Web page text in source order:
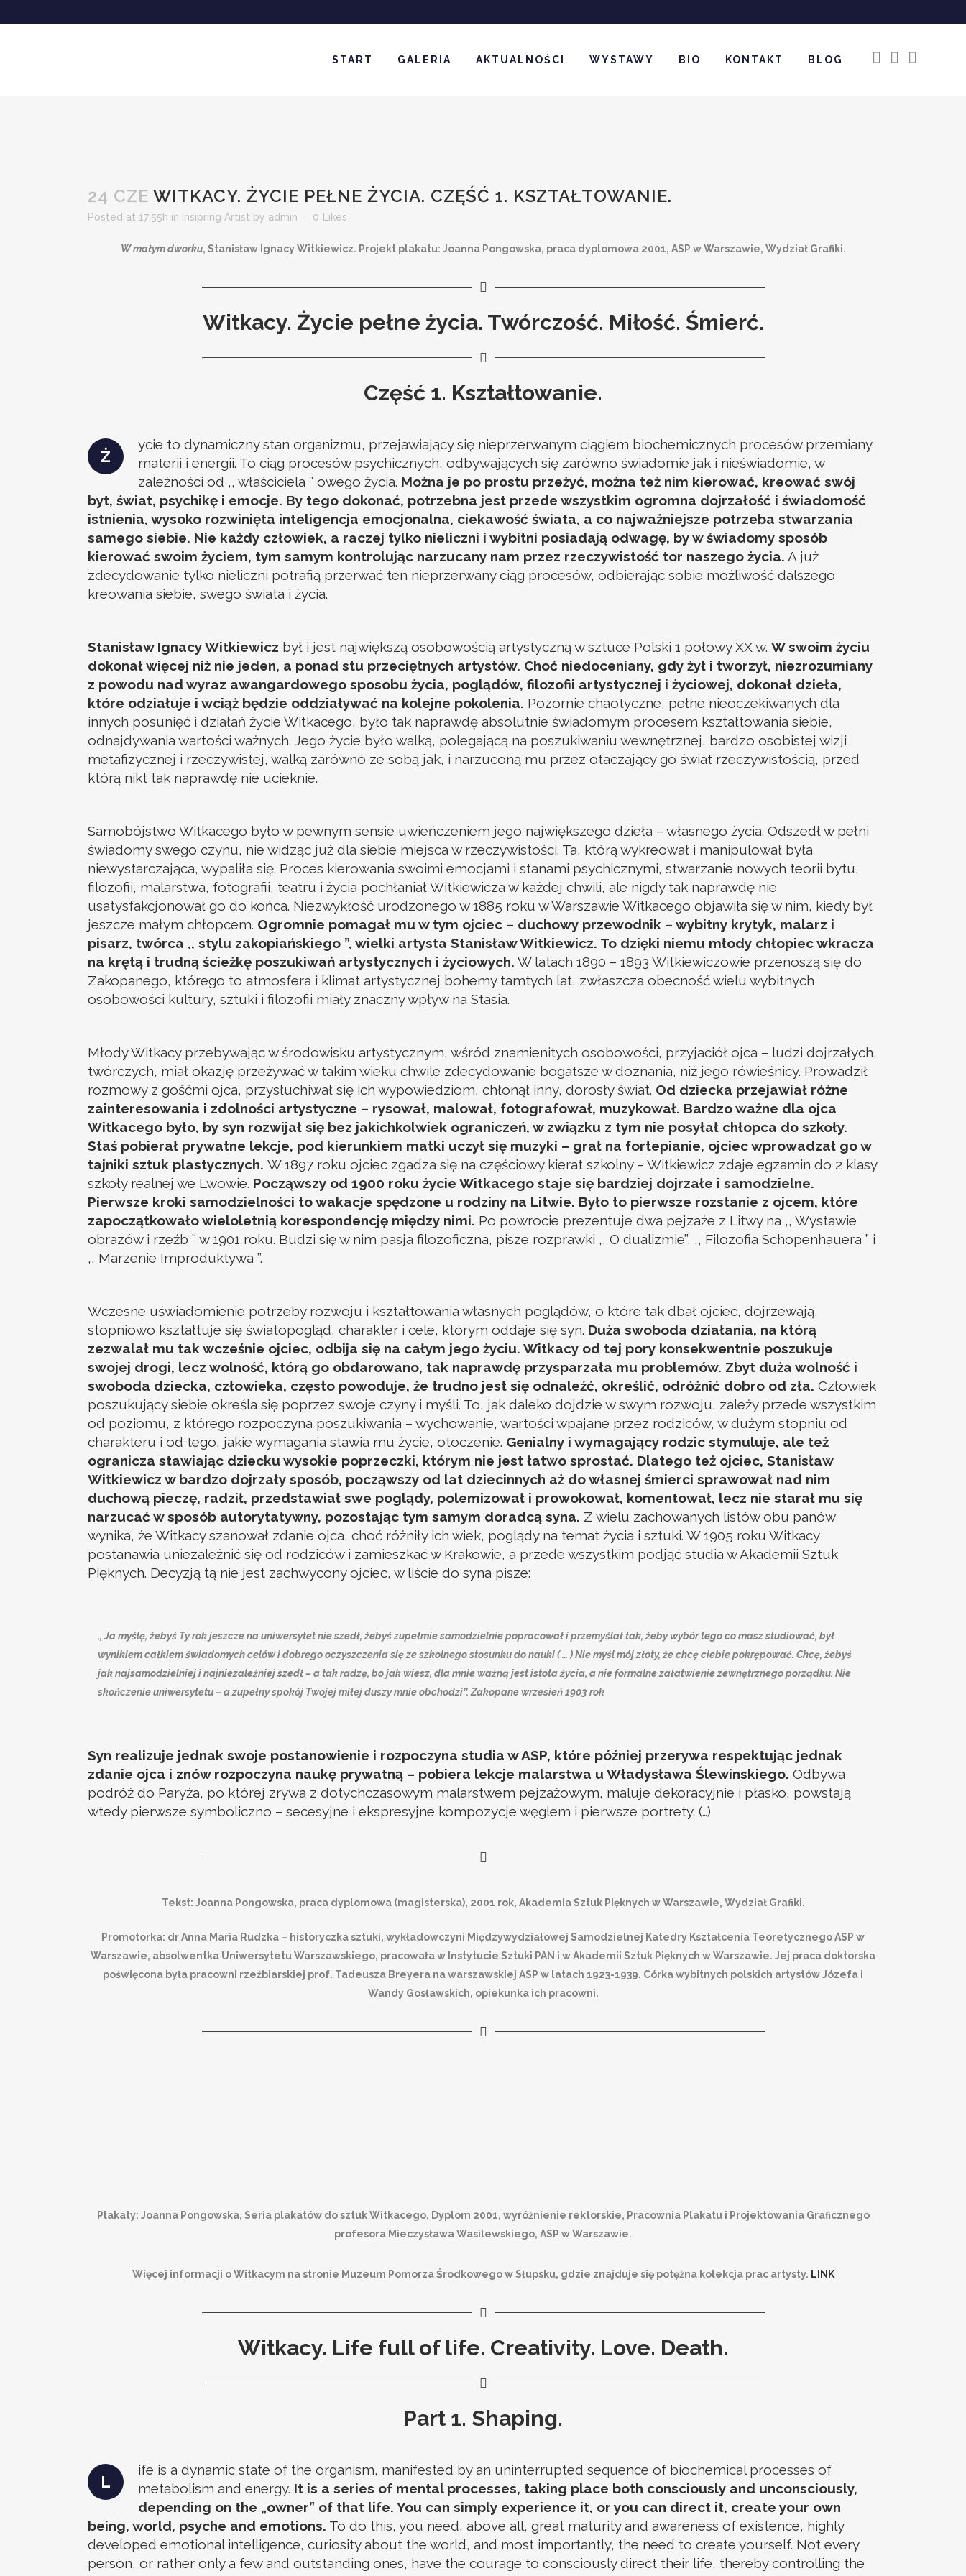
START GALERIA AKTUALNOŚCI WYSTAWY BIO KONTAKT BLOG
24 CZE WITKACY. ŻYCIE PEŁNE ŻYCIA. CZĘŚĆ 1. KSZTAŁTOWANIE.
Posted at 17:55h in Insipring Artist by admin 0 Likes
W małym dworku, Stanisław Ignacy Witkiewicz. Projekt plakatu: Joanna Pongowska, praca dyplomowa 2001, ASP w Warszawie, Wydział Grafiki.
Witkacy. Życie pełne życia. Twórczość. Miłość. Śmierć.
Część 1. Kształtowanie.
Ż
ycie to dynamiczny stan organizmu, przejawiający się nieprzerwanym ciągiem biochemicznych procesów przemiany
materii i energii. To ciąg procesów psychicznych, odbywających się zarówno świadomie jak i nieświadomie, w
zależności od ,, właściciela ’’ owego życia. Można je po prostu przeżyć, można też nim kierować, kreować swój
byt, świat, psychikę i emocje. By tego dokonać, potrzebna jest przede wszystkim ogromna dojrzałość i świadomość
istnienia, wysoko rozwinięta inteligencja emocjonalna, ciekawość świata, a co najważniejsze potrzeba stwarzania
samego siebie. Nie każdy człowiek, a raczej tylko nieliczni i wybitni posiadają odwagę, by w świadomy sposób
kierować swoim życiem, tym samym kontrolując narzucany nam przez rzeczywistość tor naszego życia. A już
zdecydowanie tylko nieliczni potrafią przerwać ten nieprzerwany ciąg procesów, odbierając sobie możliwość dalszego
kreowania siebie, swego świata i życia.
Stanisław Ignacy Witkiewicz był i jest największą osobowością artystyczną w sztuce Polski 1 połowy XX w. W swoim życiu
dokonał więcej niż nie jeden, a ponad stu przeciętnych artystów. Choć niedoceniany, gdy żył i tworzył, niezrozumiany
z powodu nad wyraz awangardowego sposobu życia, poglądów, filozofii artystycznej i życiowej, dokonał dzieła,
które odziałuje i wciąż będzie oddziaływać na kolejne pokolenia. Pozornie chaotyczne, pełne nieoczekiwanych dla
innych posunięć i działań życie Witkacego, było tak naprawdę absolutnie świadomym procesem kształtowania siebie,
odnajdywania wartości ważnych. Jego życie było walką, polegającą na poszukiwaniu wewnętrznej, bardzo osobistej wizji
metafizycznej i rzeczywistej, walką zarówno ze sobą jak, i narzuconą mu przez otaczający go świat rzeczywistością, przed
którą nikt tak naprawdę nie ucieknie.
Samobójstwo Witkacego było w pewnym sensie uwieńczeniem jego największego dzieła – własnego życia. Odszedł w pełni
świadomy swego czynu, nie widząc już dla siebie miejsca w rzeczywistości. Ta, którą wykreował i manipulował była
niewystarczająca, wypaliła się. Proces kierowania swoimi emocjami i stanami psychicznymi, stwarzanie nowych teorii bytu,
filozofii, malarstwa, fotografii, teatru i życia pochłaniał Witkiewicza w każdej chwili, ale nigdy tak naprawdę nie
usatysfakcjonował go do końca. Niezwykłość urodzonego w 1885 roku w Warszawie Witkacego objawiła się w nim, kiedy był
jeszcze małym chłopcem. Ogromnie pomagał mu w tym ojciec – duchowy przewodnik – wybitny krytyk, malarz i
pisarz, twórca ,, stylu zakopiańskiego ”, wielki artysta Stanisław Witkiewicz. To dzięki niemu młody chłopiec wkracza
na krętą i trudną ścieżkę poszukiwań artystycznych i życiowych. W latach 1890 – 1893 Witkiewiczowie przenoszą się do
Zakopanego, którego to atmosfera i klimat artystycznej bohemy tamtych lat, zwłaszcza obecność wielu wybitnych
osobowości kultury, sztuki i filozofii miały znaczny wpływ na Stasia.
Młody Witkacy przebywając w środowisku artystycznym, wśród znamienitych osobowości, przyjaciół ojca – ludzi dojrzałych,
twórczych, miał okazję przeżywać w takim wieku chwile zdecydowanie bogatsze w doznania, niż jego rówieśnicy. Prowadził
rozmowy z gośćmi ojca, przysłuchiwał się ich wypowiedziom, chłonął inny, dorosły świat. Od dziecka przejawiał różne
zainteresowania i zdolności artystyczne – rysował, malował, fotografował, muzykował. Bardzo ważne dla ojca
Witkacego było, by syn rozwijał się bez jakichkolwiek ograniczeń, w związku z tym nie posyłał chłopca do szkoły.
Staś pobierał prywatne lekcje, pod kierunkiem matki uczył się muzyki – grał na fortepianie, ojciec wprowadzał go w
tajniki sztuk plastycznych. W 1897 roku ojciec zgadza się na częściowy kierat szkolny – Witkiewicz zdaje egzamin do 2 klasy
szkoły realnej we Lwowie. Począwszy od 1900 roku życie Witkacego staje się bardziej dojrzałe i samodzielne.
Pierwsze kroki samodzielności to wakacje spędzone u rodziny na Litwie. Było to pierwsze rozstanie z ojcem, które
zapoczątkowało wieloletnią korespondencję między nimi. Po powrocie prezentuje dwa pejzaże z Litwy na ,, Wystawie
obrazów i rzeźb ’’ w 1901 roku. Budzi się w nim pasja filozoficzna, pisze rozprawki ,, O dualizmie’’, ,, Filozofia Schopenhauera ” i
,, Marzenie Improduktywa ’’.
Wczesne uświadomienie potrzeby rozwoju i kształtowania własnych poglądów, o które tak dbał ojciec, dojrzewają,
stopniowo kształtuje się światopogląd, charakter i cele, którym oddaje się syn. Duża swoboda działania, na którą
zezwalał mu tak wcześnie ojciec, odbija się na całym jego życiu. Witkacy od tej pory konsekwentnie poszukuje
swojej drogi, lecz wolność, którą go obdarowano, tak naprawdę przysparzała mu problemów. Zbyt duża wolność i
swoboda dziecka, człowieka, często powoduje, że trudno jest się odnaleźć, określić, odróżnić dobro od zła. Człowiek
poszukujący siebie określa się poprzez swoje czyny i myśli. To, jak daleko dojdzie w swym rozwoju, zależy przede wszystkim
od poziomu, z którego rozpoczyna poszukiwania – wychowanie, wartości wpajane przez rodziców, w dużym stopniu od
charakteru i od tego, jakie wymagania stawia mu życie, otoczenie. Genialny i wymagający rodzic stymuluje, ale też
ogranicza stawiając dziecku wysokie poprzeczki, którym nie jest łatwo sprostać. Dlatego też ojciec, Stanisław
Witkiewicz w bardzo dojrzały sposób, począwszy od lat dziecinnych aż do własnej śmierci sprawował nad nim
duchową pieczę, radził, przedstawiał swe poglądy, polemizował i prowokował, komentował, lecz nie starał mu się
narzucać w sposób autorytatywny, pozostając tym samym doradcą syna. Z wielu zachowanych listów obu panów
wynika, że Witkacy szanował zdanie ojca, choć różniły ich wiek, poglądy na temat życia i sztuki. W 1905 roku Witkacy
postanawia uniezależnić się od rodziców i zamieszkać w Krakowie, a przede wszystkim podjąć studia w Akademii Sztuk
Pięknych. Decyzją tą nie jest zachwycony ojciec, w liście do syna pisze:
,, Ja myślę, żebyś Ty rok jeszcze na uniwersytet nie szedł, żebyś zupełmie samodzielnie popracował i przemyślał tak, żeby wybór tego co masz studiować, był
wynikiem całkiem świadomych celów i dobrego oczyszczenia się ze szkolnego stosunku do nauki ( … ) Nie myśl mój złoty, że chcę ciebie pokrępować. Chcę, żebyś
jak najsamodzielniej i najniezależniej szedł – a tak radzę, bo jak wiesz, dla mnie ważną jest istota życia, a nie formalne załatwienie zewnętrznego porządku. Nie
skończenie uniwersytetu – a zupełny spokój Twojej miłej duszy mnie obchodzi’’. Zakopane wrzesień 1903 rok
Syn realizuje jednak swoje postanowienie i rozpoczyna studia w ASP, które później przerywa respektując jednak
zdanie ojca i znów rozpoczyna naukę prywatną – pobiera lekcje malarstwa u Władysława Ślewinskiego. Odbywa
podróż do Paryża, po której zrywa z dotychczasowym malarstwem pejzażowym, maluje dekoracyjnie i płasko, powstają
wtedy pierwsze symboliczno – secesyjne i ekspresyjne kompozycje węglem i pierwsze portrety. (…)
Tekst: Joanna Pongowska, praca dyplomowa (magisterska), 2001 rok, Akademia Sztuk Pięknych w Warszawie, Wydział Grafiki.
Promotorka: dr Anna Maria Rudzka – historyczka sztuki, wykładowczyni Międzywydziałowej Samodzielnej Katedry Kształcenia Teoretycznego ASP w
Warszawie, absolwentka Uniwersytetu Warszawskiego, pracowała w Instytucie Sztuki PAN i w Akademii Sztuk Pięknych w Warszawie. Jej praca doktorska
poświęcona była pracowni rzeźbiarskiej prof. Tadeusza Breyera na warszawskiej ASP w latach 1923-1939. Córka wybitnych polskich artystów Józefa i
Wandy Gosławskich, opiekunka ich pracowni.
Plakaty: Joanna Pongowska, Seria plakatów do sztuk Witkacego, Dyplom 2001, wyróżnienie rektorskie, Pracownia Plakatu i Projektowania Graficznego
profesora Mieczysława Wasilewskiego, ASP w Warszawie.
Więcej informacji o Witkacym na stronie Muzeum Pomorza Środkowego w Słupsku, gdzie znajduje się potężna kolekcja prac artysty. LINK
Witkacy. Life full of life. Creativity. Love. Death.
Part 1. Shaping.
L
ife is a dynamic state of the organism, manifested by an uninterrupted sequence of biochemical processes of
metabolism and energy. It is a series of mental processes, taking place both consciously and unconsciously,
depending on the „owner” of that life. You can simply experience it, or you can direct it, create your own
being, world, psyche and emotions. To do this, you need, above all, great maturity and awareness of existence, highly
developed emotional intelligence, curiosity about the world, and most importantly, the need to create yourself. Not every
person, or rather only a few and outstanding ones, have the courage to consciously direct their life, thereby controlling the